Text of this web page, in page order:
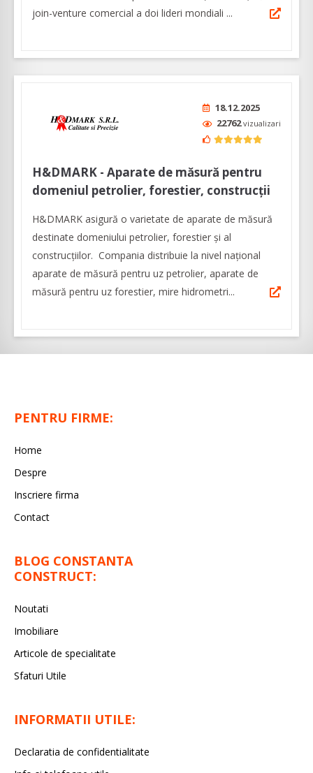
join-venture comercial a doi lideri mondiali ...
18.12.2025
22762vizualizari
H&DMARK - Aparate de măsură pentru
domeniul petrolier, forestier, construcții
H&DMARK asigură o varietate de aparate de măsură
destinate domeniului petrolier, forestier și al
construcțiilor. Compania distribuie la nivel național
aparate de măsură pentru uz petrolier, aparate de
măsură pentru uz forestier, mire hidrometri...
PENTRU FIRME:
Home
Despre
Inscriere firma
Contact
BLOG CONSTANTA
CONSTRUCT:
Noutati
Imobiliare
Articole de specialitate
Sfaturi Utile
INFORMATII UTILE:
Declaratia de confidentialitate